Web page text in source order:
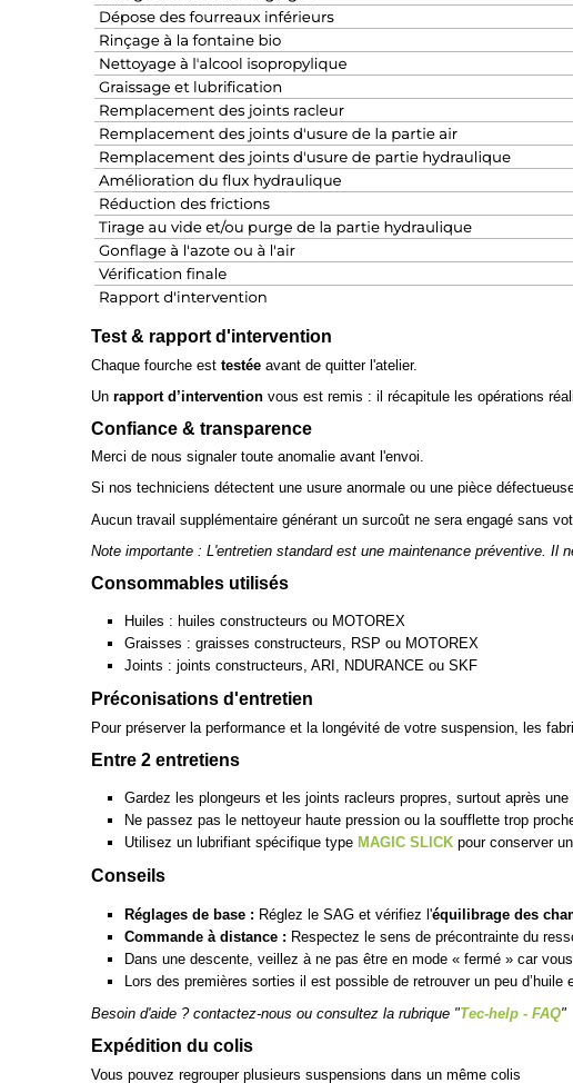
Test & rapport d'intervention
Chaque fourche est testée avant de quitter l'atelier.
Un rapport d’intervention vous est remis : il récapitule les opérations
Confiance & transparence
Merci de nous signaler toute anomalie avant l'envoi.
Si nos techniciens détectent une usure anormale ou une pièce
Aucun travail supplémentaire générant un surcoût ne sera engagé sans
Note importante : L'entretien standard est une maintenance préventive. Il
Consommables utilisés
Huiles : huiles constructeurs ou MOTOREX
Graisses : graisses constructeurs, RSP ou MOTOREX
Joints : joints constructeurs, ARI, NDURANCE ou SKF
Préconisations d'entretien
Pour préserver la performance et la longévité de votre suspension, les
Entre 2 entretiens
Gardez les plongeurs et les joints racleurs propres, surtout après
Ne passez pas le nettoyeur haute pression ou la soufflette trop
Utilisez un lubrifiant spécifique type MAGIC SLICK pour conserver
Conseils
Réglages de base : Réglez le SAG et vérifiez l'équilibrage des
Commande à distance : Respectez le sens de précontrainte du
Dans une descente, veillez à ne pas être en mode « fermé » car
Lors des premières sorties il est possible de retrouver un peu d’huile
Besoin d'aide ? contactez-nous ou consultez la rubrique "Tec-help - FAQ"
Expédition du colis
Vous pouvez regrouper plusieurs suspensions dans un même colis